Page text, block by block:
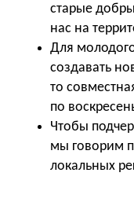
старые
нас на
Для
создавать
то
по
Чтобы
мы говорим
локальных